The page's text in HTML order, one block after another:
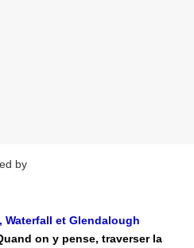
by
Waterfall et Glendalough
on y pense, traverser la